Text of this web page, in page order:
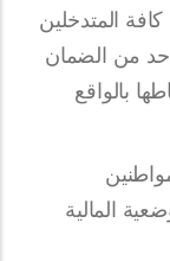
المتدخلين
حد من الضمان
بالواقع
المالية